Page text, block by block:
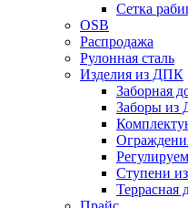
Сетка
OSB
Распродажа
Рулонная сталь
Изделия из ДПК
Заборная
Заборы из
Ступени
Террасная